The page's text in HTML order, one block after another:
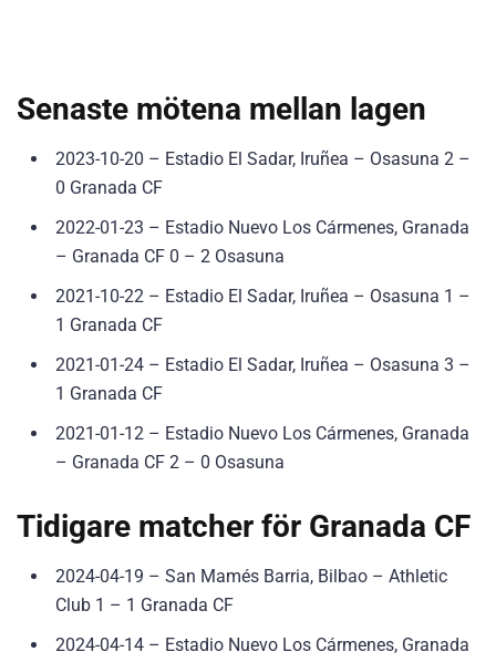
Senaste mötena mellan lagen
2023-10-20 – Estadio El Sadar, Iruñea – Osasuna 2 –
0 Granada CF
2022-01-23 – Estadio Nuevo Los Cármenes, Granada
– Granada CF 0 – 2 Osasuna
2021-10-22 – Estadio El Sadar, Iruñea – Osasuna 1 –
1 Granada CF
2021-01-24 – Estadio El Sadar, Iruñea – Osasuna 3 –
1 Granada CF
2021-01-12 – Estadio Nuevo Los Cármenes, Granada
– Granada CF 2 – 0 Osasuna
Tidigare matcher för Granada CF
2024-04-19 – San Mamés Barria, Bilbao – Athletic
Club 1 – 1 Granada CF
2024-04-14 – Estadio Nuevo Los Cármenes, Granada